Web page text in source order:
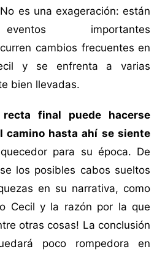
es una exageración: están
importantes
cambios frecuentes en
y se enfrenta a varias
bien llevadas.
final puede hacerse
camino hasta ahí se siente
para su época. De
los posibles cabos sueltos
en su narrativa, como
Cecil y la razón por la que
otras cosas! La conclusión
poco rompedora en